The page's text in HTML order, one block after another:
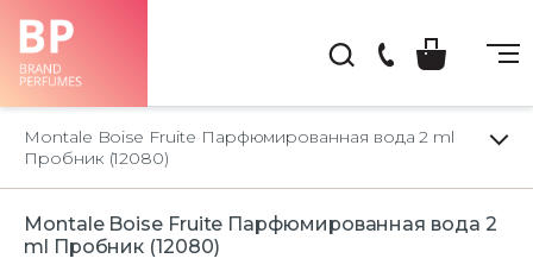
66-
22
Montale Boise Fruite Парфюмированная вода 2 ml
Пробник (12080)
Montale Boise Fruite Парфюмированная вода 2
ml Пробник (12080)